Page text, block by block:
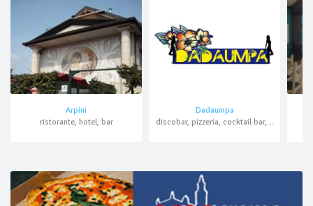
Arpini
ristorante, hotel, bar
Dadaumpa
discobar, pizzeria, cocktail bar, aperitivo